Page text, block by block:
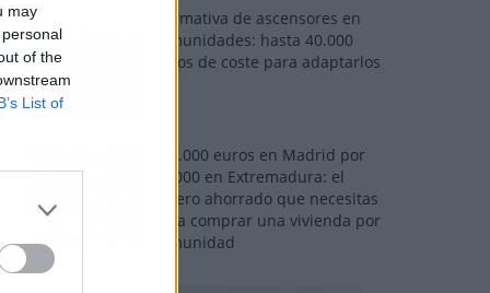
may
of the
List of
Normativa de ascensores en
comunidades: hasta 40.000
euros de coste para adaptarlos
110.000 euros en Madrid por
31.000 en Extremadura: el
dinero ahorrado que necesitas
para comprar una vivienda por
comunidad